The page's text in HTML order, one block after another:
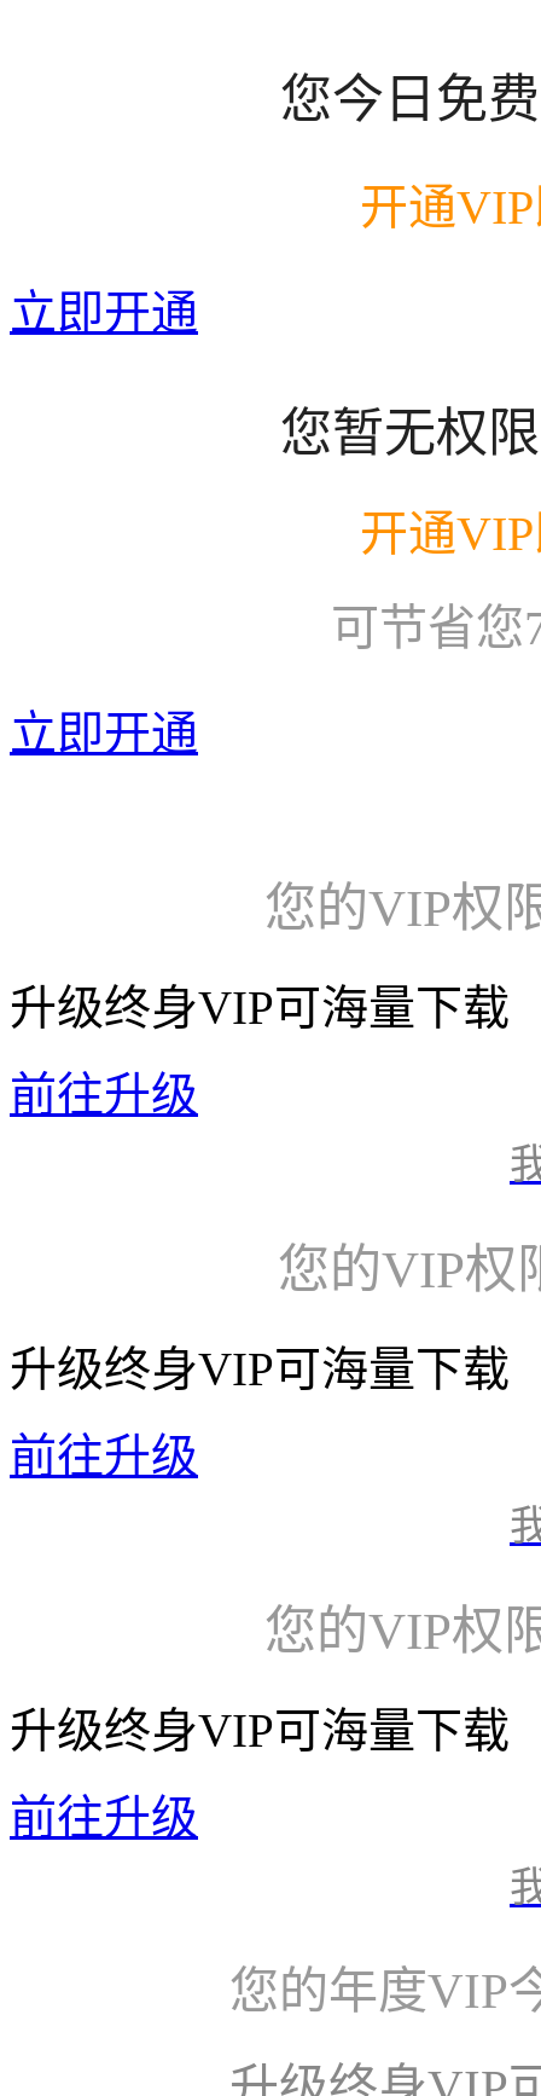
您今日免
开通
立即开通
您暂无权
开通
可节省您
立即开通
您的VIP权
升级终身VIP可海量下载
前往升级
您的VIP权
升级终身VIP可海量下载
前往升级
您的VIP权
升级终身VIP可海量下载
前往升级
您的年度VIP